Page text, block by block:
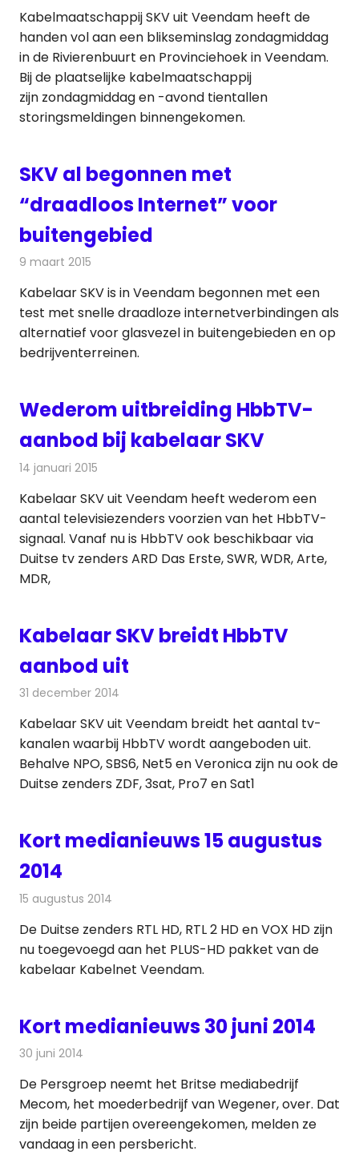
Kabelmaatschappij SKV uit Veendam heeft de
handen vol aan een blikseminslag zondagmiddag
in de Rivierenbuurt en Provinciehoek in Veendam.
Bij de plaatselijke kabelmaatschappij
zijn zondagmiddag en -avond tientallen
storingsmeldingen binnengekomen.
SKV al begonnen met
“draadloos Internet” voor
buitengebied
9 maart 2015
Kabelaar SKV is in Veendam begonnen met een
test met snelle draadloze internetverbindingen als
alternatief voor glasvezel in buitengebieden en op
bedrijventerreinen.
Wederom uitbreiding HbbTV-
aanbod bij kabelaar SKV
14 januari 2015
Kabelaar SKV uit Veendam heeft wederom een
aantal televisiezenders voorzien van het HbbTV-
signaal. Vanaf nu is HbbTV ook beschikbaar via
Duitse tv zenders ARD Das Erste, SWR, WDR, Arte,
MDR,
Kabelaar SKV breidt HbbTV
aanbod uit
31 december 2014
Kabelaar SKV uit Veendam breidt het aantal tv-
kanalen waarbij HbbTV wordt aangeboden uit.
Behalve NPO, SBS6, Net5 en Veronica zijn nu ook de
Duitse zenders ZDF, 3sat, Pro7 en Sat1
Kort medianieuws 15 augustus
2014
15 augustus 2014
De Duitse zenders RTL HD, RTL 2 HD en VOX HD zijn
nu toegevoegd aan het PLUS-HD pakket van de
kabelaar Kabelnet Veendam.
Kort medianieuws 30 juni 2014
30 juni 2014
De Persgroep neemt het Britse mediabedrijf
Mecom, het moederbedrijf van Wegener, over. Dat
zijn beide partijen overeengekomen, melden ze
vandaag in een persbericht.